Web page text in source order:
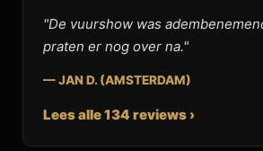
"De vuurshow was
praten er nog over na."
— JAN D. (AMSTERDAM)
Lees alle 134 reviews ›